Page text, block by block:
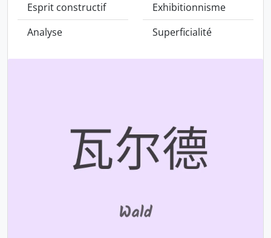
Esprit constructif
Analyse
Exhibitionnisme
Superficialité